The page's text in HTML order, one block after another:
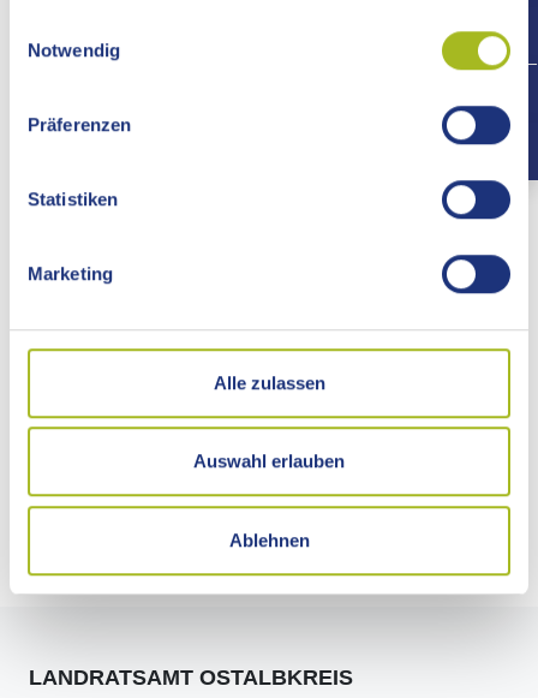
Notwendig
Präferenzen
Statistiken
Marketing
Alle zulassen
Auswahl erlauben
Ablehnen
LANDRATSAMT OSTALBKREIS